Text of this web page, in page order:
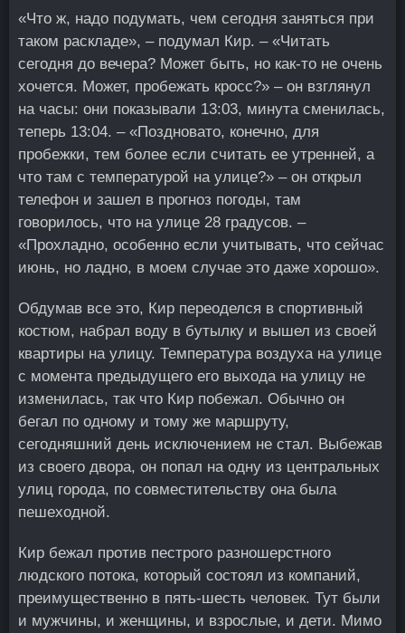
«Что ж, надо подумать, чем сегодня заняться при
таком раскладе», – подумал Кир. – «Читать
сегодня до вечера? Может быть, но как-то не очень
хочется. Может, пробежать кросс?» – он взглянул
на часы: они показывали 13:03, минута сменилась,
теперь 13:04. – «Поздновато, конечно, для
пробежки, тем более если считать ее утренней, а
что там с температурой на улице?» – он открыл
телефон и зашел в прогноз погоды, там
говорилось, что на улице 28 градусов. –
«Прохладно, особенно если учитывать, что сейчас
июнь, но ладно, в моем случае это даже хорошо».
Обдумав все это, Кир переоделся в спортивный
костюм, набрал воду в бутылку и вышел из своей
квартиры на улицу. Температура воздуха на улице
с момента предыдущего его выхода на улицу не
изменилась, так что Кир побежал. Обычно он
бегал по одному и тому же маршруту,
сегодняшний день исключением не стал. Выбежав
из своего двора, он попал на одну из центральных
улиц города, по совместительству она была
пешеходной.
Кир бежал против пестрого разношерстного
людского потока, который состоял из компаний,
преимущественно в пять-шесть человек. Тут были
и мужчины, и женщины, и взрослые, и дети. Мимо